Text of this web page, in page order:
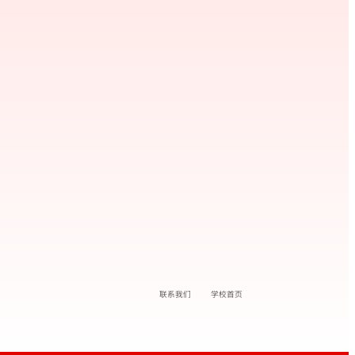
联系我们 学校首页